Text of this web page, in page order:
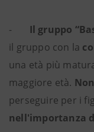
- Il gruppo
il gruppo con la
una età più
maggiore età.
perseguire per i
nell'importanza